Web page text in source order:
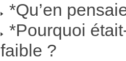
*Qu’en
*Pourquoi
faible ?